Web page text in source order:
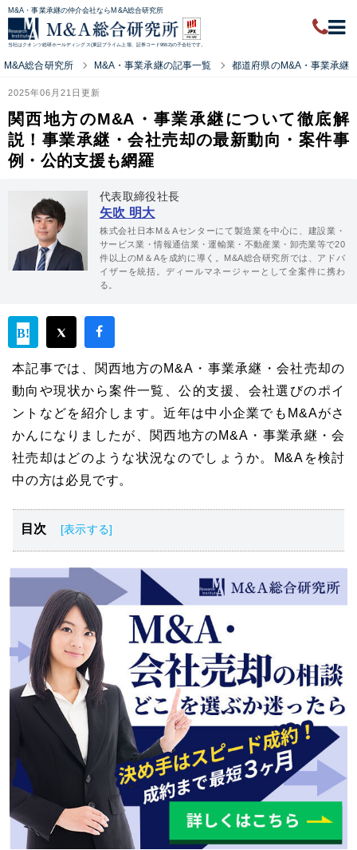
M&A・事業承継の仲介会社ならM&A総合研究所
当社はクオンツ総研ホールディングス(東証プライム上場、証券コード9552)の子会社です。
M&A総合研究所 M&A・事業承継の記事一覧 都道府県のM&A・事業承継
2025年06月21日更新
関西地方のM&A・事業承継について徹底解
説！事業承継・会社売却の最新動向・案件事
例・公的支援も網羅
代表取締役社長
矢吹 明大
株式会社日本M＆Aセンターにて製造業を中心に、建設業・
サービス業・情報通信業・運輸業・不動産業・卸売業等で20
件以上のM＆Aを成約に導く。M&A総合研究所では、アドバ
イザーを統括。ディールマネージャーとして全案件に携わ
る。
本記事では、関西地方のM&A・事業承継・会社売却の
動向や現状から案件一覧、公的支援、会社選びのポイ
ントなどを紹介します。近年は中小企業でもM&Aがさ
かんになりましたが、関西地方のM&A・事業承継・会
社売却はどのような状況なのでしょうか。M&Aを検討
中の方は必見です。
目次
関西地方のM&A・事業承継・会社売却の動向
【関西 M&A】注目案件ピックアップ：最新の売却・買収
事例
関西でM&Aを成功に導くための実践的ステップ
関西地方のM&A・事業承継に役立つ公的支援5選
関西地方のM&A・事業承継・会社売却案件を探す手段3選
関西地方でM&Aを成功する鍵！M&A仲介会社選びで押さ
えるべき5つの視点
関西地方のM&A・事業承継・会社売却まとめ